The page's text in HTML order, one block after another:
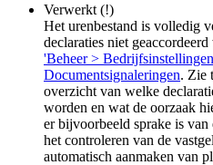
Verwerkt (!)
Het urenbestand is volledig
declaraties niet
'Beheer >
Documentsignaleringen. Zie
overzicht van welke
worden en wat de oorzaak
er bijvoorbeeld sprake is
het controleren van de
automatisch aanmaken van